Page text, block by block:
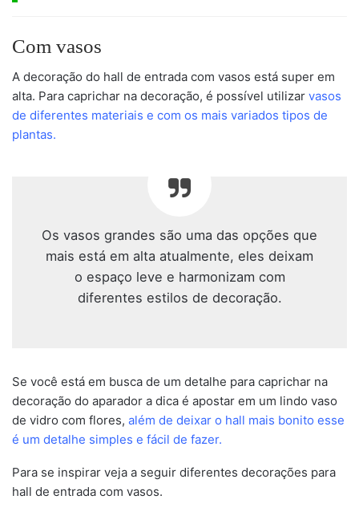
Com vasos
A decoração do hall de entrada com vasos está super em
alta. Para caprichar na decoração, é possível utilizar vasos
de diferentes materiais e com os mais variados tipos de
plantas.
Os vasos grandes são uma das opções que
mais está em alta atualmente, eles deixam
o espaço leve e harmonizam com
diferentes estilos de decoração.
Se você está em busca de um detalhe para caprichar na
decoração do aparador a dica é apostar em um lindo vaso
de vidro com flores, além de deixar o hall mais bonito esse
é um detalhe simples e fácil de fazer.
Para se inspirar veja a seguir diferentes decorações para
hall de entrada com vasos.